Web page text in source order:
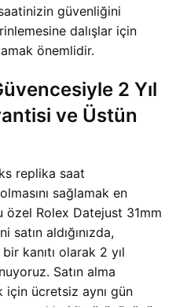
güvenliğini
dalışlar için
önemlidir.
2 Yıl
ve Üstün
replika saat
sağlamak en
özel Rolex Datejust 31mm
satın aldığınızda,
kanıtı olarak 2 yıl
Satın alma
için ücretsiz aynı gün